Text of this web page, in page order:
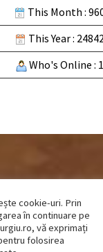
This Month :
This Year :
Who's Online : 1
Cristian Bogdan
cookie-uri. Prin
în continuare pe
vă exprimați
folosirea